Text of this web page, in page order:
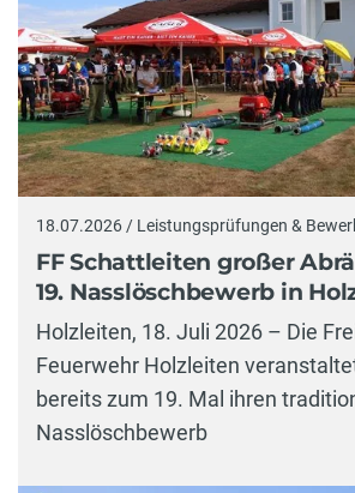
18.07.2026 / Leistungsprüfungen &
FF Schattleiten großer
19. Nasslöschbewerb in
Holzleiten, 18. Juli 2026 – Die
Feuerwehr Holzleiten
bereits zum 19. Mal ihren
Nasslöschbewerb